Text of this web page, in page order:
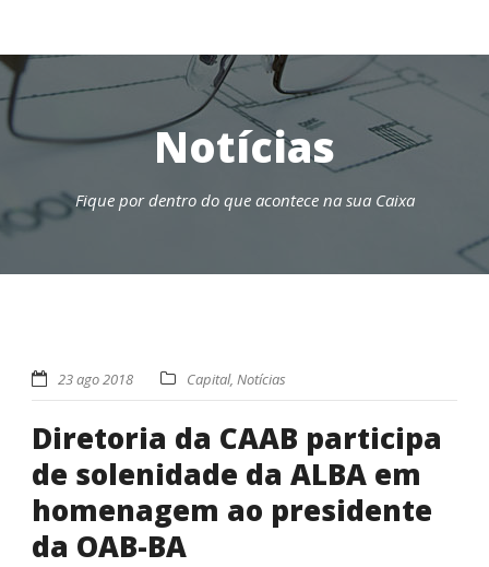
Notícias
Fique por dentro do que acontece na sua Caixa
23 ago 2018 Capital, Notícias
Diretoria da CAAB participa
de solenidade da ALBA em
homenagem ao presidente
da OAB-BA